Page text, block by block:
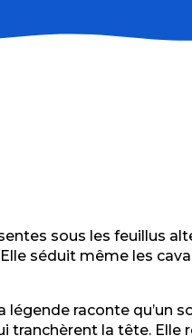
sous les feuillus
séduit même les
raconte qu’un
tranchèrent la tête. Elle